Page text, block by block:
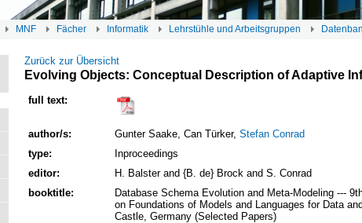
MNF Fächer Informatik Lehrstühle und Arbeitsgruppen
Zurück zur Übersicht
Evolving Objects: Conceptual Description of Adaptive
full text:
author/s: Gunter Saake, Can Türker, Stefan Conrad
type:
Inproceedings
editor:
H. Balster and {B. de} Brock and S. Conrad
booktitle:
Database Schema Evolution and Meta-Modeling ---
on Foundations of Models and Languages for Data
Castle, Germany (Selected Papers)